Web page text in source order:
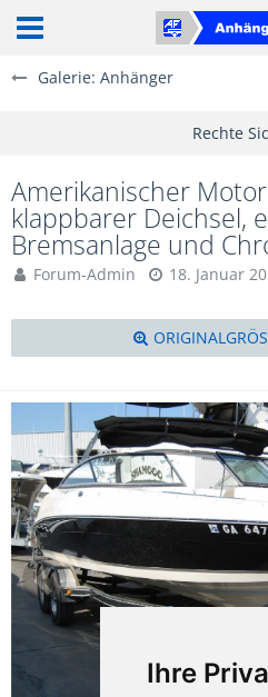
Ihre
Galerie: Anhänger
Amerikanischer
klappbarer Deichsel,
Bremsanlage und
Forum-Admin 18. Januar